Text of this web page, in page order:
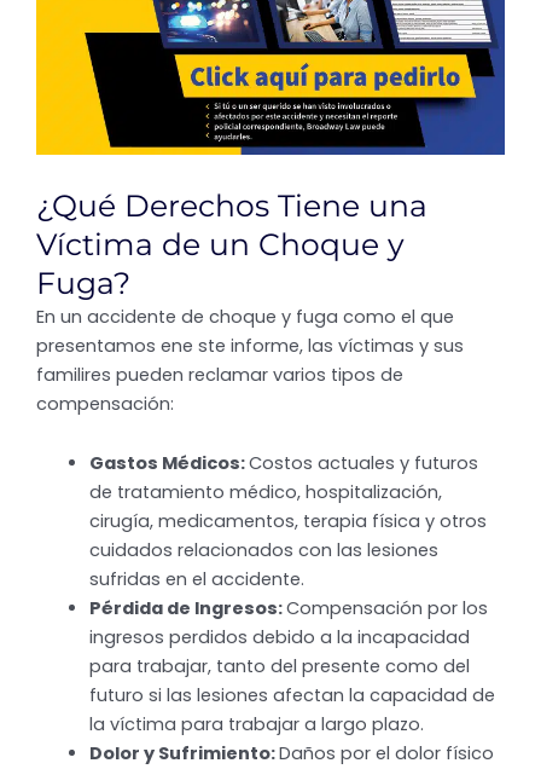
¿Qué Derechos Tiene una
Víctima de un Choque y
Fuga?
En un accidente de choque y fuga como el que
presentamos ene ste informe, las víctimas y sus
familires pueden reclamar varios tipos de
compensación:
Gastos Médicos:Costos actuales y futuros
de tratamiento médico, hospitalización,
cirugía, medicamentos, terapia física y otros
cuidados relacionados con las lesiones
sufridas en el accidente.
Pérdida de Ingresos:Compensación por los
ingresos perdidos debido a la incapacidad
para trabajar, tanto del presente como del
futuro si las lesiones afectan la capacidad de
la víctima para trabajar a largo plazo.
Dolor y Sufrimiento:Daños por el dolor físico